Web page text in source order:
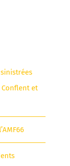
Conflent et